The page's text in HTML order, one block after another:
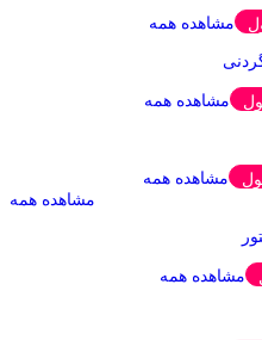
مشاهده همه
مشاهده همه
مشاهده همه
مشاهده همه
مشاهده همه